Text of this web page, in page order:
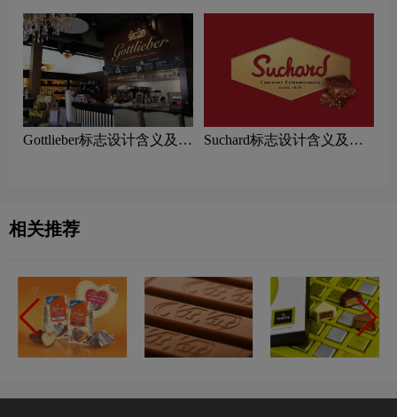
Gottlieber标志设计含义及巧
Suchard标志设计含义及巧
相关推荐